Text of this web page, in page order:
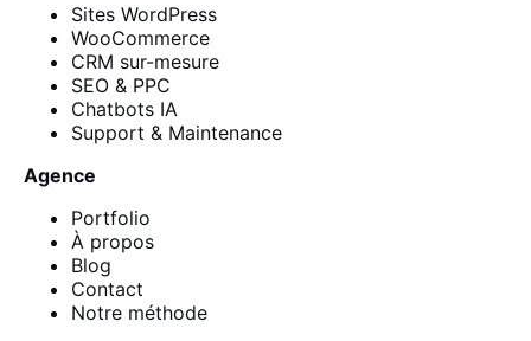
Sites WordPress
WooCommerce
CRM sur-mesure
SEO & PPC
Chatbots IA
Support & Maintenance
Agence
Portfolio
À propos
Blog
Contact
Notre méthode